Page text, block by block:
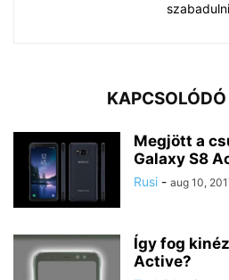
Megjött a
Galaxy S8
Rusi - aug 10,
Így fog
Active?